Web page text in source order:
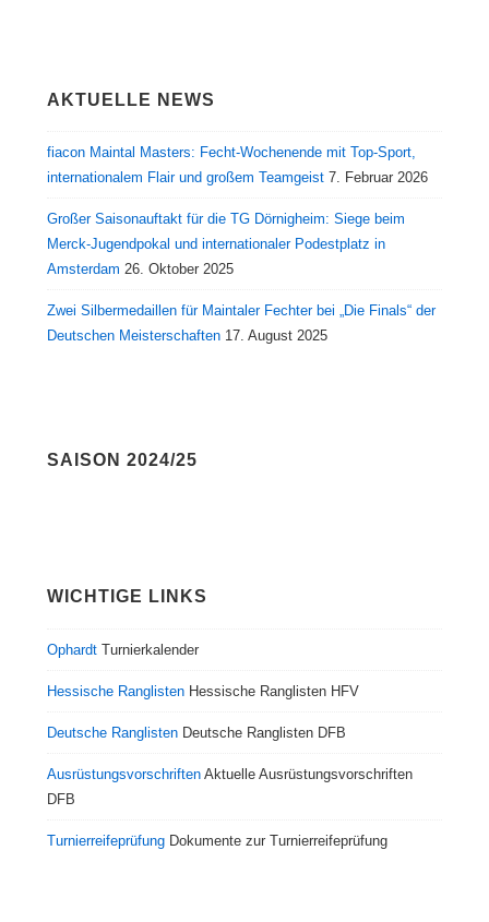
AKTUELLE NEWS
fiacon Maintal Masters: Fecht-Wochenende mit Top-Sport,
internationalem Flair und großem Teamgeist 7. Februar 2026
Großer Saisonauftakt für die TG Dörnigheim: Siege beim
Merck-Jugendpokal und internationaler Podestplatz in
Amsterdam 26. Oktober 2025
Zwei Silbermedaillen für Maintaler Fechter bei „Die Finals“ der
Deutschen Meisterschaften 17. August 2025
SAISON 2024/25
WICHTIGE LINKS
Ophardt Turnierkalender
Hessische Ranglisten Hessische Ranglisten HFV
Deutsche Ranglisten Deutsche Ranglisten DFB
Ausrüstungsvorschriften Aktuelle Ausrüstungsvorschriften
DFB
Turnierreifeprüfung Dokumente zur Turnierreifeprüfung